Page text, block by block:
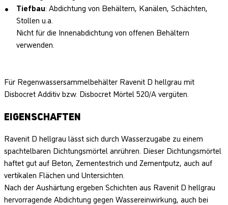
Tiefbau: Abdichtung von Behältern, Kanälen, Schächten,
Stollen u.a.
Nicht für die Innenabdichtung von offenen Behältern
verwenden.
Für Regenwassersammelbehälter Ravenit D hellgrau mit
Disbocret Additiv bzw. Disbocret Mörtel 520/A vergüten.
EIGENSCHAFTEN
Ravenit D hellgrau lässt sich durch Wasserzugabe zu einem
spachtelbaren Dichtungsmörtel anrühren. Dieser Dichtungsmörtel
haftet gut auf Beton, Zementestrich und Zementputz, auch auf
vertikalen Flächen und Untersichten.
Nach der Aushärtung ergeben Schichten aus Ravenit D hellgrau
hervorragende Abdichtung gegen Wassereinwirkung, auch bei